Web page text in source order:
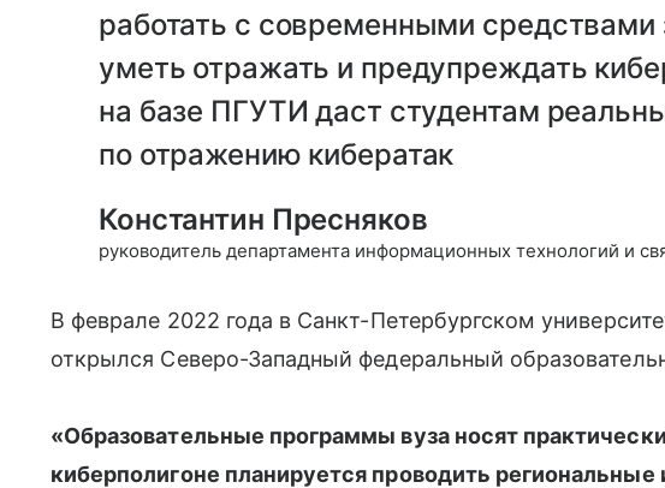
работать с современными
уметь отражать и предупреждать
на базе ПГУТИ даст студентам
по отражению кибератак
Константин Пресняков
руководитель департамента информационных технологий и
В феврале 2022 года в Санкт-Петербургском
открылся Северо-Западный федеральный
«Образовательные программы вуза носят
киберполигоне планируется проводить региональные